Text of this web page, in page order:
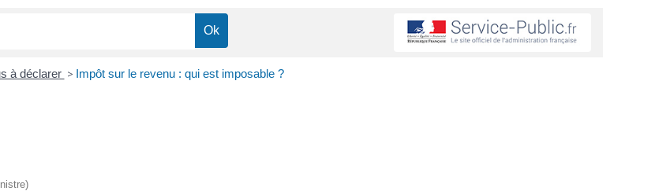
à déclarer > Impôt sur le revenu : qui est imposable ?